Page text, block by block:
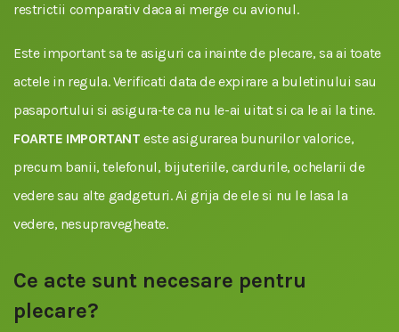
restrictii comparativ daca ai merge cu avionul.
Este important sa te asiguri ca inainte de plecare, sa ai toate
actele in regula. Verificati data de expirare a buletinului sau
pasaportului si asigura-te ca nu le-ai uitat si ca le ai la tine.
FOARTE IMPORTANT este asigurarea bunurilor valorice,
precum banii, telefonul, bijuteriile, cardurile, ochelarii de
vedere sau alte gadgeturi. Ai grija de ele si nu le lasa la
vedere, nesupravegheate.
Ce acte sunt necesare pentru
plecare?